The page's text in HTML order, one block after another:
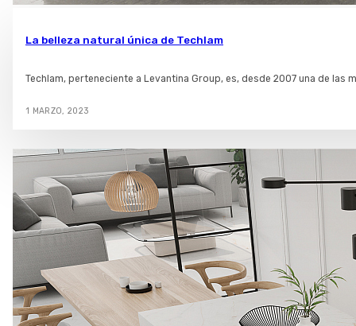
La belleza natural única de Techlam
Techlam, perteneciente a Levantina Group, es, desde 2007 una de las
1 MARZO, 2023